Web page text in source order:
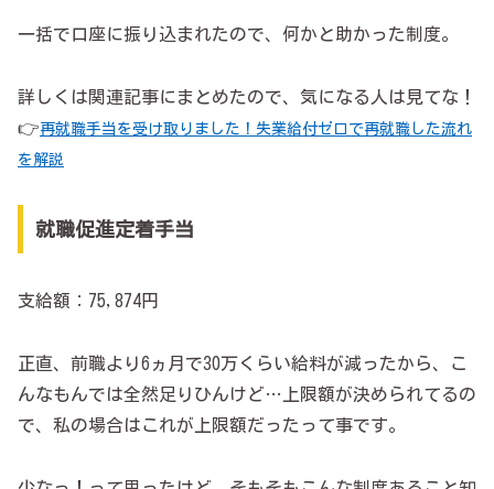
一括で口座に振り込まれたので、何かと助かった制度。
詳しくは関連記事にまとめたので、気になる人は見てな！
👉再就職手当を受け取りました！失業給付ゼロで再就職した流れ
を解説
就職促進定着手当
支給額：75,874円
正直、前職より6ヵ月で30万くらい給料が減ったから、こ
んなもんでは全然足りひんけど…上限額が決められてるの
で、私の場合はこれが上限額だったって事です。